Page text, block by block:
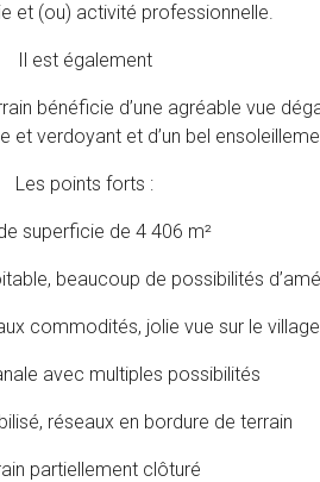
et (ou) activité professionnelle.
Il est également
bénéficie d’une agréable vue
et verdoyant et d’un bel
Les points forts :
superficie de 4 406 m²
beaucoup de possibilités
commodités, jolie vue sur le village
avec multiples possibilités
réseaux en bordure de terrain
partiellement clôturé